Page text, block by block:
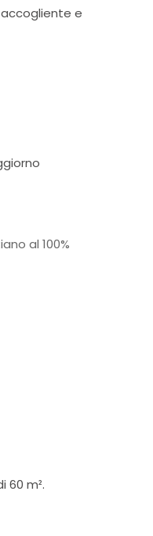
e
al 100%
60 m².